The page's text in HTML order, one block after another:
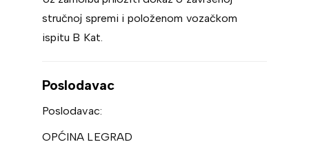
stručnoj spremi i položenom vozačkom
ispitu B Kat.
Poslodavac
Poslodavac:
OPĆINA LEGRAD